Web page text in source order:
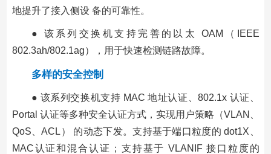
地提升了接入侧设 备的可靠性。
● 该系列交换机支持完善的以太 OAM（IEEE
802.3ah/802.1ag），用于快速检测链路故障。
多样的安全控制
● 该系列交换机支持 MAC 地址认证、802.1x 认证、
Portal 认证等多种安全认证方式，实现用户策略（VLAN、
QoS、ACL） 的动态下发。支持基于端口粒度的 dot1X、
MAC认证和混合认证；支持基于 VLANIF 接口粒度的